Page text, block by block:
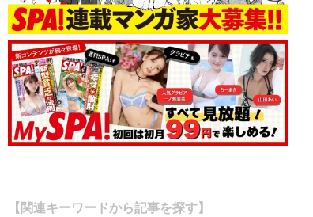
【関連キーワードから記事を探す】